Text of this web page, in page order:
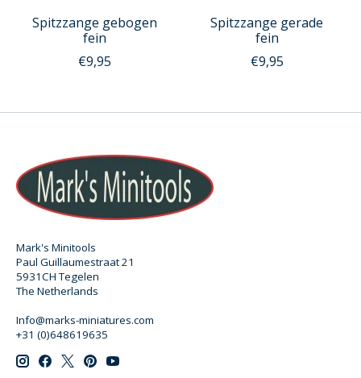
Spitzzange gebogen
fein
€9,95
Spitzzange gerade
fein
€9,95
Mark's Minitools
Paul Guillaumestraat 21
5931CH Tegelen
The Netherlands
Info@marks-miniatures.com
+31 (0)648619635